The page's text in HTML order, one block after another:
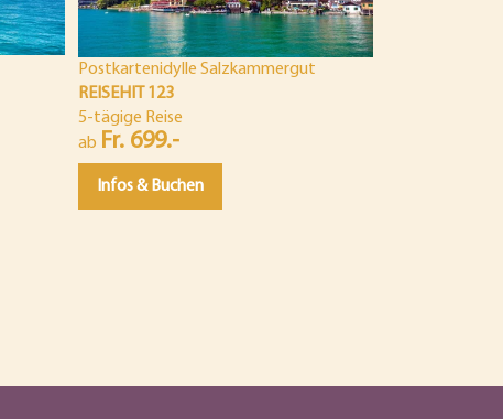
Postkartenidylle Salzkammergut
REISEHIT 123
5-tägige Reise
ab Fr. 699.-
Infos & Buchen